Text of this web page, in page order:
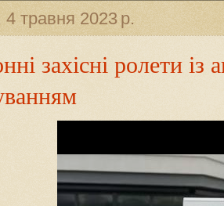
4 травня 2023 р.
захісні ролети